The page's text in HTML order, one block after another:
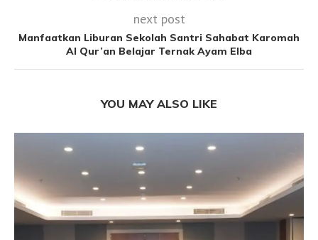
next post
Manfaatkan Liburan Sekolah Santri Sahabat Karomah
Al Qur’an Belajar Ternak Ayam Elba
YOU MAY ALSO LIKE